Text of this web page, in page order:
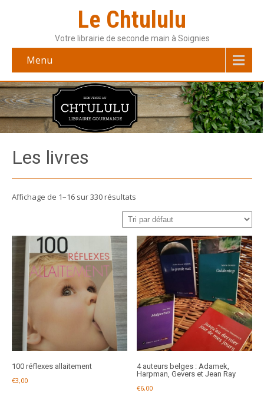
Le Chtululu
Votre librairie de seconde main à Soignies
Menu
Les livres
Affichage de 1–16 sur 330 résultats
100 réflexes allaitement
€3,00
4 auteurs belges : Adamek,
Harpman, Gevers et Jean Ray
€6,00